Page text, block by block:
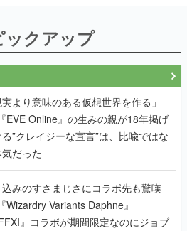
ックアップ
実より意味のある仮想世界を作る」
EVE Online』の生みの親が18年掲げ
”クレイジーな宣言”は、比喩ではな
気だった
みのすさまじさにコラボ先も驚嘆
Wizardry Variants Daphne』
』コラボが期間限定なのにジョブ